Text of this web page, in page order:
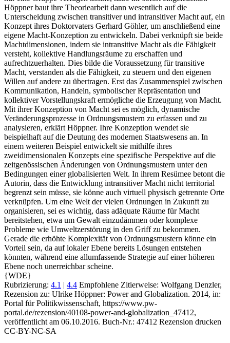
Höppner baut ihre Theoriearbeit dann wesentlich auf die
Unterscheidung zwischen transitiver und intransitiver Macht auf, ein
Konzept ihres Doktorvaters Gerhard Göhler, um anschließend eine
eigene Macht‑Konzeption zu entwickeln. Dabei verknüpft sie beide
Machtdimensionen, indem sie intransitive Macht als die Fähigkeit
versteht, kollektive Handlungsräume zu erschaffen und
aufrechtzuerhalten. Dies bilde die Voraussetzung für transitive
Macht, verstanden als die Fähigkeit, zu steuern und den eigenen
Willen auf andere zu übertragen. Erst das Zusammenspiel zwischen
Kommunikation, Handeln, symbolischer Repräsentation und
kollektiver Vorstellungskraft ermögliche die Erzeugung von Macht.
Mit ihrer Konzeption von Macht sei es möglich, dynamische
Veränderungsprozesse in Ordnungsmustern zu erfassen und zu
analysieren, erklärt Höppner. Ihre Konzeption wendet sie
beispielhaft auf die Deutung des modernen Staatswesens an. In
einem weiteren Beispiel entwickelt sie mithilfe ihres
zweidimensionalen Konzepts eine spezifische Perspektive auf die
zeitgenössischen Änderungen von Ordnungsmustern unter den
Bedingungen einer globalisierten Welt. In ihrem Resümee betont die
Autorin, dass die Entwicklung intransitiver Macht nicht territorial
begrenzt sein müsse, sie könne auch virtuell physisch getrennte Orte
verknüpfen. Um eine Welt der vielen Ordnungen in Zukunft zu
organisieren, sei es wichtig, dass adäquate Räume für Macht
bereitstehen, etwa um Gewalt einzudämmen oder komplexe
Probleme wie Umweltzerstörung in den Griff zu bekommen.
Gerade die erhöhte Komplexität von Ordnungsmustern könne ein
Vorteil sein, da auf lokaler Ebene bereits Lösungen entstehen
könnten, während eine allumfassende Strategie auf einer höheren
Ebene noch unerreichbar scheine.
{WDE}
Rubrizierung: 4.1 | 4.4 Empfohlene Zitierweise: Wolfgang Denzler,
Rezension zu: Ulrike Höppner: Power and Globalization. 2014, in:
Portal für Politikwissenschaft, https://www.pw-
portal.de/rezension/40108-power-and-globalization_47412,
veröffentlicht am 06.10.2016. Buch-Nr.: 47412 Rezension drucken
CC-BY-NC-SA